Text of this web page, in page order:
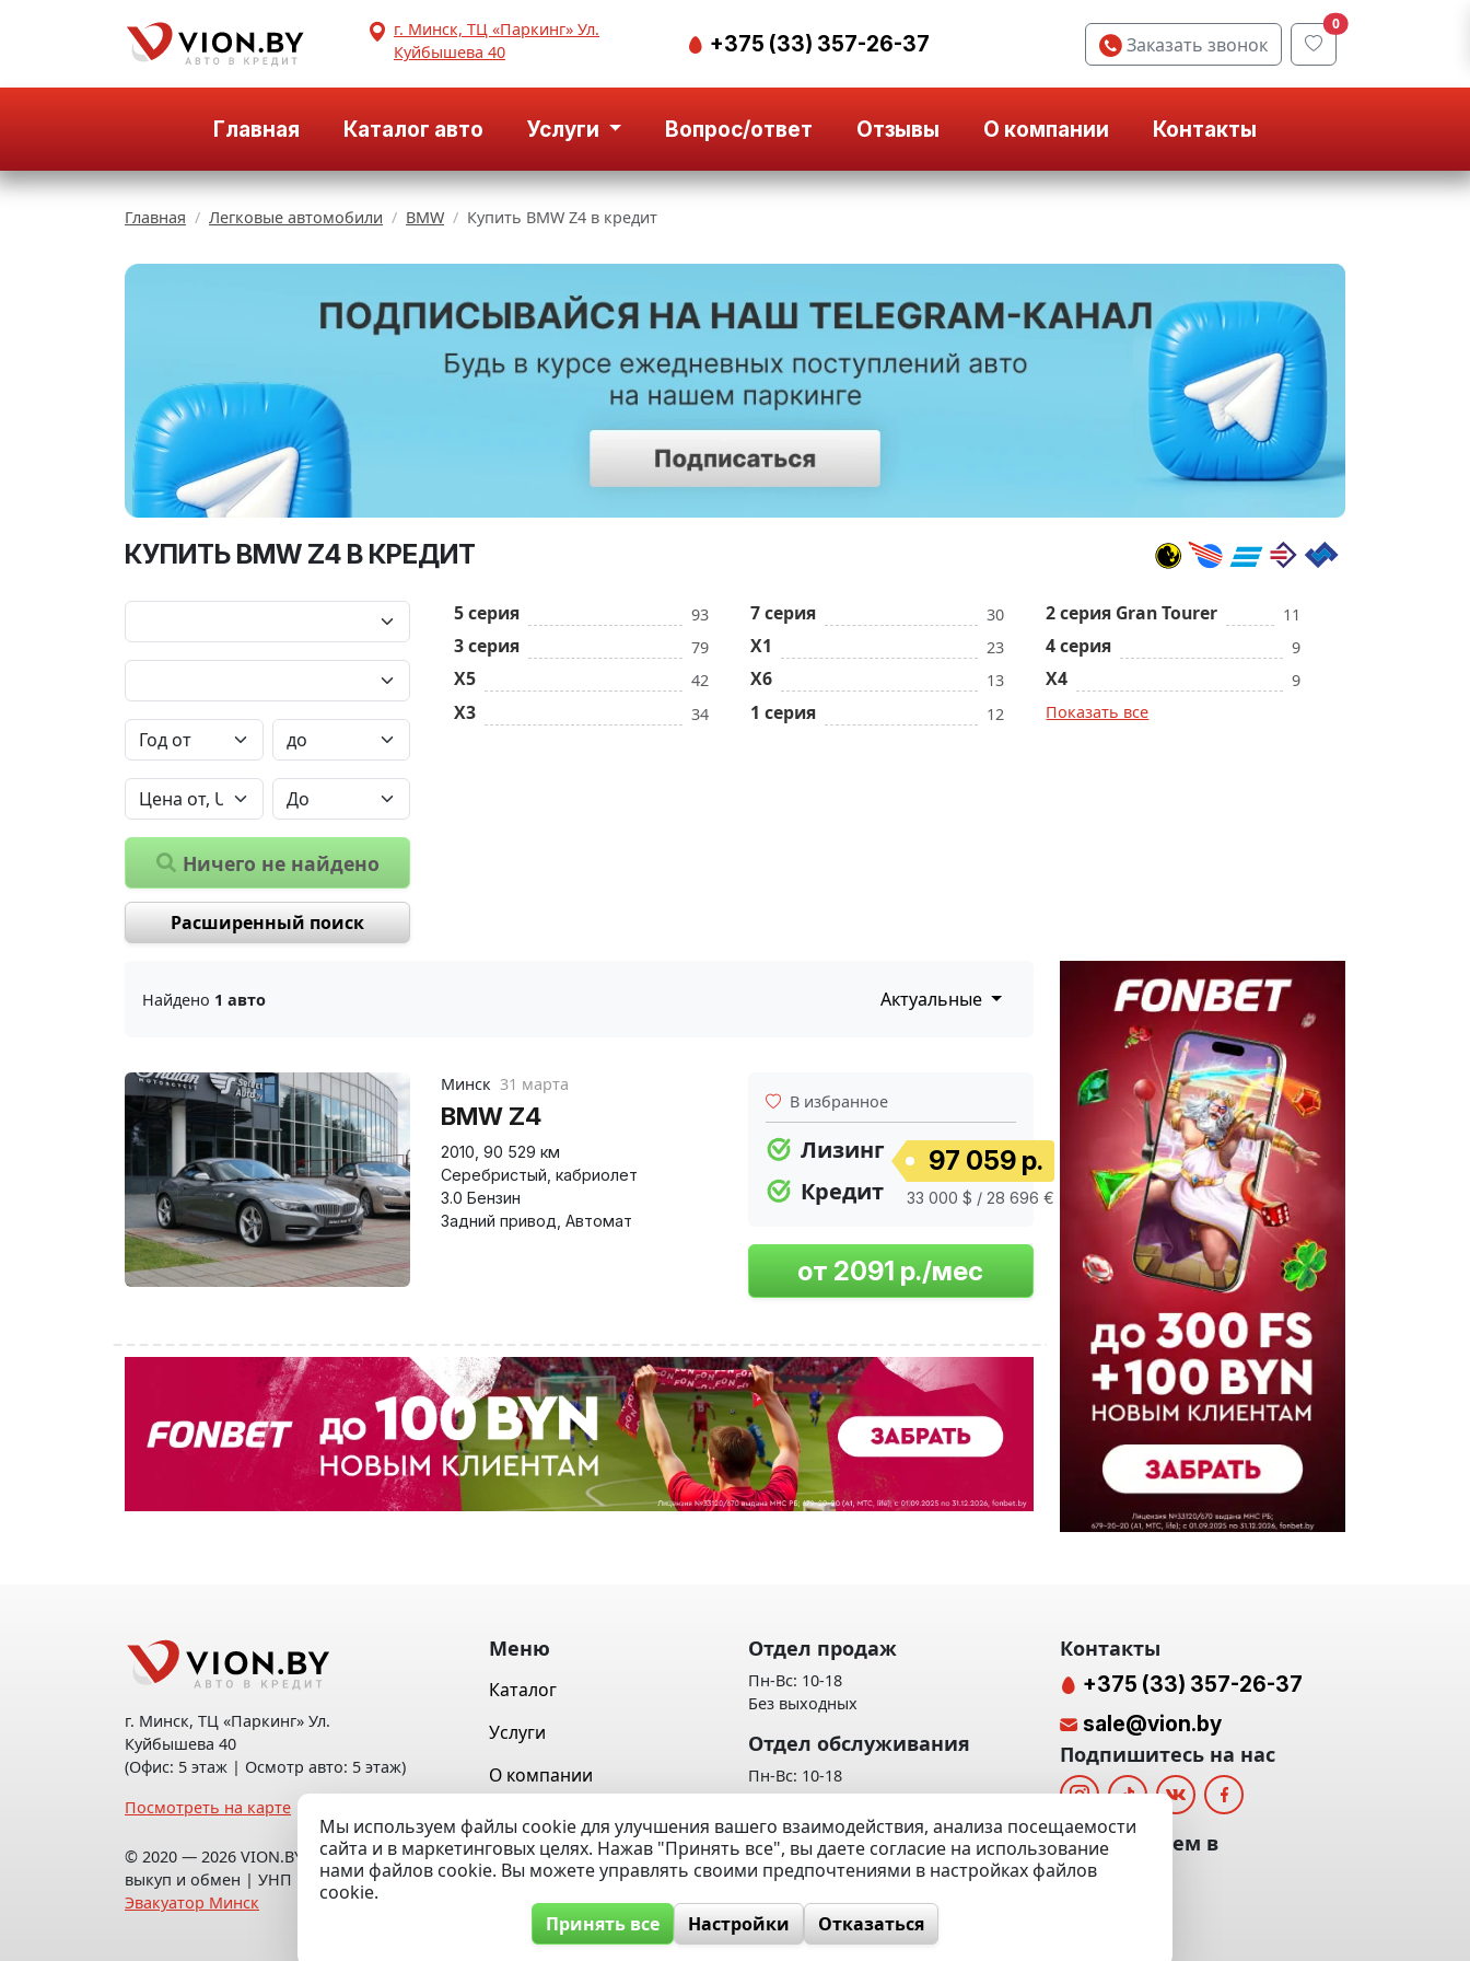
г. Минск, ТЦ «Паркинг» Ул.
Куйбышева 40
+375 (33) 357-26-37 Заказать звонок
0
Главная Каталог авто Услуги Вопрос/ответ Отзывы О компании Контакты
Главная Легковые автомобили BMW Купить BMW Z4 в кредит
КУПИТЬ BMW Z4 В КРЕДИТ
Ничего не найдено
Расширенный поиск
5 серия 93
3 серия 79
X5 42
X3 34
7 серия 30
X1 23
X6 13
1 серия 12
2 серия Gran Tourer 11
4 серия 9
X4
9
Показать все
Найдено 1 авто Актуальные
Минск 31 марта
BMW Z4
2010 90 529 км
Серебристый кабриолет
3.0 Бензин
Задний привод Автомат
В избранное
Лизинг
Кредит
97 059 р.
33 000 $ / 28 696 €
г. Минск, ТЦ «Паркинг» Ул.
Куйбышева 40
(Офис: 5 этаж | Осмотр авто: 5 этаж)
Посмотреть на карте
© 2020 — 2026 VION.BY — Продажа,
выкуп и обмен | УНП 192961100 |
Эвакуатор Минск
Меню
Каталог
Услуги
О компании
Контакты
Вопрос / Ответ
Отдел продаж
Пн-Вс: 10-18
Без выходных
Отдел обслуживания
Пн-Вс: 10-18
Без выходных
Политика обработки персональных
данных
Мы используем файлы cookie для улучшения вашего взаимодействия, анализа посещаемости
сайта и в маркетинговых целях. Нажав "Принять все", вы даете согласие на использование
нами файлов cookie. Вы можете управлять своими предпочтениями в настройках файлов
cookie.
Принять все
Настройки Отказаться
Контакты
+375 (33) 357-26-37
sale@vion.by
Подпишитесь на нас
Мы отвечаем в